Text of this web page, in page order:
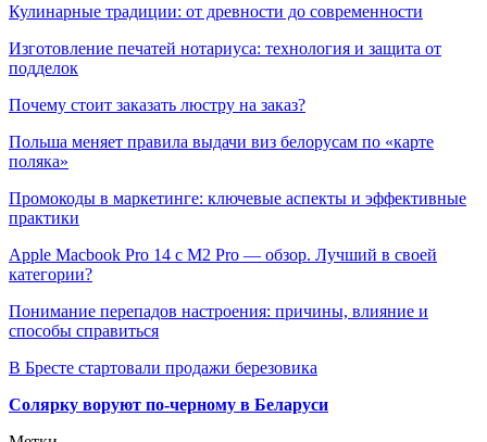
Кулинарные традиции: от древности до современности
Изготовление печатей нотариуса: технология и защита от
подделок
Почему стоит заказать люстру на заказ?
Польша меняет правила выдачи виз белорусам по «карте
поляка»
Промокоды в маркетинге: ключевые аспекты и эффективные
практики
Apple Macbook Pro 14 с M2 Pro — обзор. Лучший в своей
категории?
Понимание перепадов настроения: причины, влияние и
способы справиться
В Бресте стартовали продажи березовика
Солярку воруют по-черному в Беларуси